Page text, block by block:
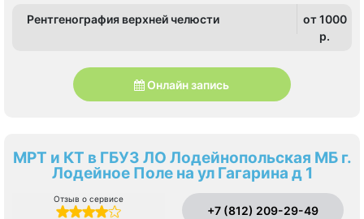
Рентгенография верхней челюсти
от 1000
p.
Онлайн запись
МРТ и КТ в ГБУЗ ЛО Лодейнопольская МБ г.
Лодейное Поле на ул Гагарина д 1
Отзыв о сервисе
+7 (812) 209-29-49